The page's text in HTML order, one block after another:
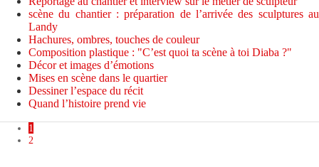
scène du chantier : préparation de l’arrivée des sculptures au
Landy
Hachures, ombres, touches de couleur
Composition plastique : "C’est quoi ta scène à toi Diaba ?"
Décor et images d’émotions
Mises en scène dans le quartier
Dessiner l’espace du récit
Quand l’histoire prend vie
1
2